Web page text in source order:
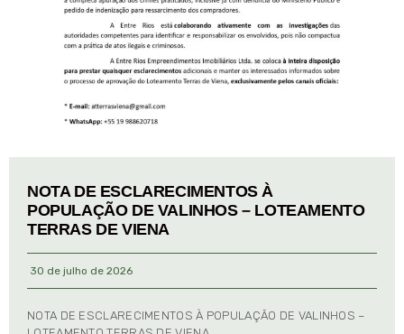
NOTA DE ESCLARECIMENTOS À
POPULAÇÃO DE VALINHOS – LOTEAMENTO
TERRAS DE VIENA
30 de julho de 2026
NOTA DE ESCLARECIMENTOS À POPULAÇÃO DE VALINHOS –